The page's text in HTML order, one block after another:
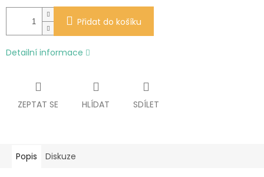
Přidat do košíku
Detailní informace
ZEPTAT SE HLÍDAT SDÍLET
Popis Diskuze